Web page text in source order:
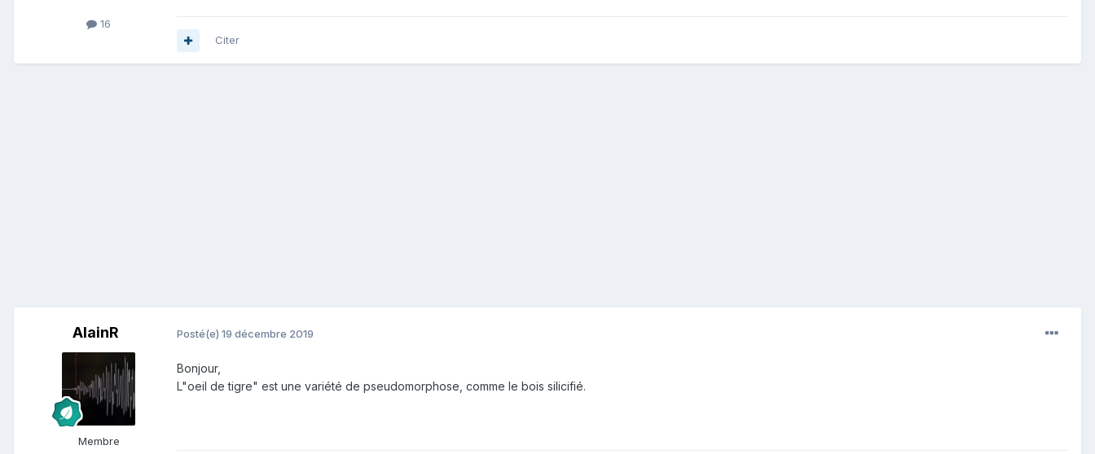
16
Citer
AlainR
Membre
Posté(e) 19 décembre 2019
Bonjour,
L"oeil de tigre" est une variété de pseudomorphose, comme le bois silicifié.